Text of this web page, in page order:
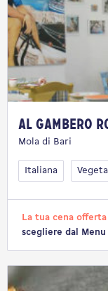
Al Gambero
Mola di Bari
Italiana
La tua cena offerta
scegliere dal Menu